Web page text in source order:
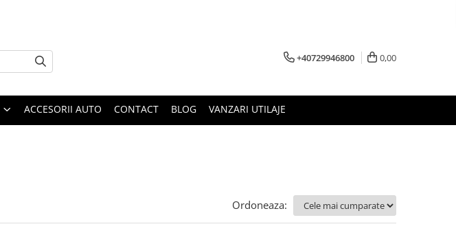
+40729946800 0,00
ACCESORII AUTO CONTACT BLOG VANZARI UTILAJE
Ordoneaza: